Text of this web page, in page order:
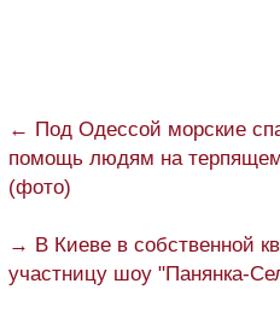
← Под Одессой морские
помощь людям на
(фото)
→ В Киеве в собственной
участницу шоу "Панянка-